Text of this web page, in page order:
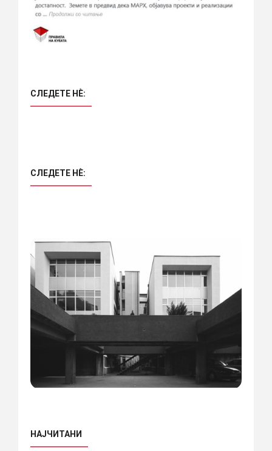
СЛЕДЕТЕ НÈ:
СЛЕДЕТЕ НÈ:
НАЈЧИТАНИ